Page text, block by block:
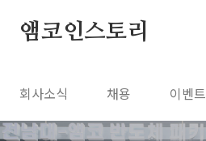
앰코인스토리
회사소식 채용 이벤트